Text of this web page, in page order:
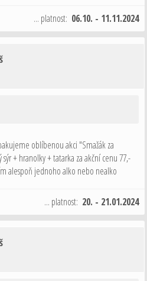
... platnost: 06.10. - 11.11.2024
oblíbenou akci "Smažák za
+ hranolky + tatarka za akční cenu 77,-
alespoň jednoho alko nebo nealko
... platnost: 20. - 21.01.2024